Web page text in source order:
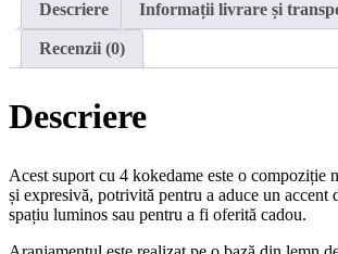
Descriere Informații livrare și
Recenzii (0)
Descriere
Acest suport cu 4 kokedame este o compoziție
și expresivă, potrivită pentru a aduce un accent
spațiu luminos sau pentru a fi oferită cadou.